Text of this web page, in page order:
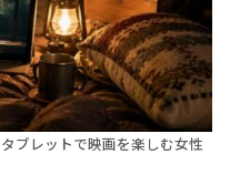
ブレットで映画を楽しむ女性